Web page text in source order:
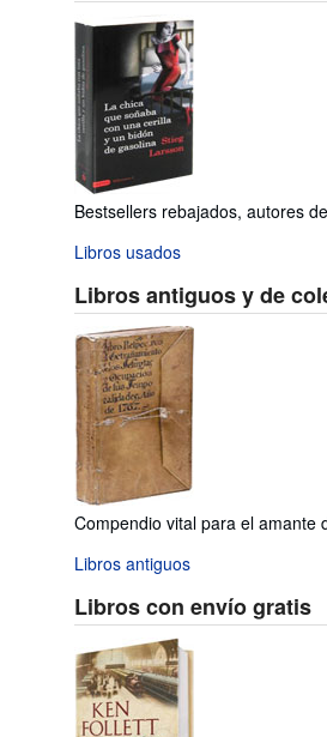
Bestsellers rebajados, autores
Libros usados
Libros antiguos y de
Compendio vital para el amante
Libros antiguos
Libros con envío gratis